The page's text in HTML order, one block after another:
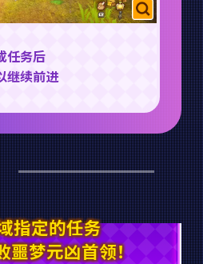
任务后
继续前进
指定的任务
噩梦元凶首领！